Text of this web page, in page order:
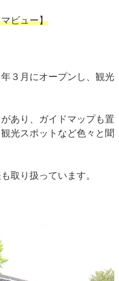
ビュー】
３月にオープンし、観光
あり、ガイドマップも置
光スポットなど色々と聞
取り扱っています。